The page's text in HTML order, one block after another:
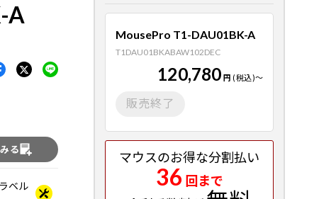
A
る
ベル
MousePro T1-DAU01BK-A
T1DAU01BKABAW102DEC
120,780 円 (税込)～
販売終了
マウスのお得な分割払い
36 回まで